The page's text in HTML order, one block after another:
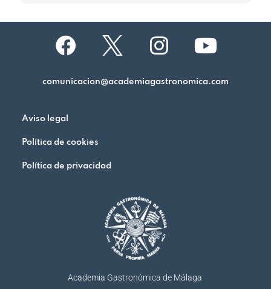
comunicacion@academiagastronomica.com
Aviso legal
Política de cookies
Política de privacidad
Academia Gastronómica de Málaga